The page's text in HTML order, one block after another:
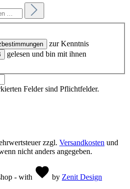
zur Kenntnis
gelesen und bin mit ihnen
Felder sind Pflichtfelder.
zzgl. Versandkosten und
nicht anders angegeben.
- with by Zenit Design